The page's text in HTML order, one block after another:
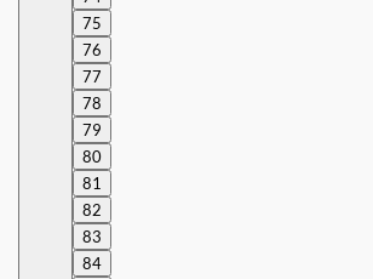
75
76
77
78
79
80
81
82
83
84